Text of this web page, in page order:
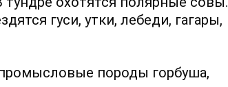
гуси, утки, лебеди, гагары,
породы горбуша,